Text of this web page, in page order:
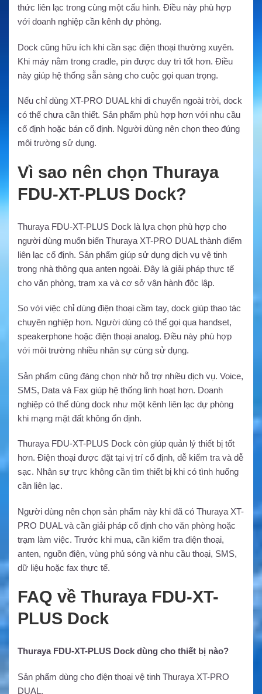
thức liên lạc trong cùng một cấu hình. Điều này phù hợp
với doanh nghiệp cần kênh dự phòng.
Dock cũng hữu ích khi cần sạc điện thoại thường xuyên.
Khi máy nằm trong cradle, pin được duy trì tốt hơn. Điều
này giúp hệ thống sẵn sàng cho cuộc gọi quan trọng.
Nếu chỉ dùng XT-PRO DUAL khi di chuyển ngoài trời, dock
có thể chưa cần thiết. Sản phẩm phù hợp hơn với nhu cầu
cố định hoặc bán cố định. Người dùng nên chọn theo đúng
môi trường sử dụng.
Vì sao nên chọn Thuraya
FDU-XT-PLUS Dock?
Thuraya FDU-XT-PLUS Dock là lựa chọn phù hợp cho
người dùng muốn biến Thuraya XT-PRO DUAL thành điểm
liên lạc cố định. Sản phẩm giúp sử dụng dịch vụ vệ tinh
trong nhà thông qua anten ngoài. Đây là giải pháp thực tế
cho văn phòng, trạm xa và cơ sở vận hành độc lập.
So với việc chỉ dùng điện thoại cầm tay, dock giúp thao tác
chuyên nghiệp hơn. Người dùng có thể gọi qua handset,
speakerphone hoặc điện thoại analog. Điều này phù hợp
với môi trường nhiều nhân sự cùng sử dụng.
Sản phẩm cũng đáng chọn nhờ hỗ trợ nhiều dịch vụ. Voice,
SMS, Data và Fax giúp hệ thống linh hoạt hơn. Doanh
nghiệp có thể dùng dock như một kênh liên lạc dự phòng
khi mạng mặt đất không ổn định.
Thuraya FDU-XT-PLUS Dock còn giúp quản lý thiết bị tốt
hơn. Điện thoại được đặt tại vị trí cố định, dễ kiểm tra và dễ
sạc. Nhân sự trực không cần tìm thiết bị khi có tình huống
cần liên lạc.
Người dùng nên chọn sản phẩm này khi đã có Thuraya XT-
PRO DUAL và cần giải pháp cố định cho văn phòng hoặc
trạm làm việc. Trước khi mua, cần kiểm tra điện thoại,
anten, nguồn điện, vùng phủ sóng và nhu cầu thoại, SMS,
dữ liệu hoặc fax thực tế.
FAQ về Thuraya FDU-XT-
PLUS Dock
Thuraya FDU-XT-PLUS Dock dùng cho thiết bị nào?
Sản phẩm dùng cho điện thoại vệ tinh Thuraya XT-PRO
DUAL.